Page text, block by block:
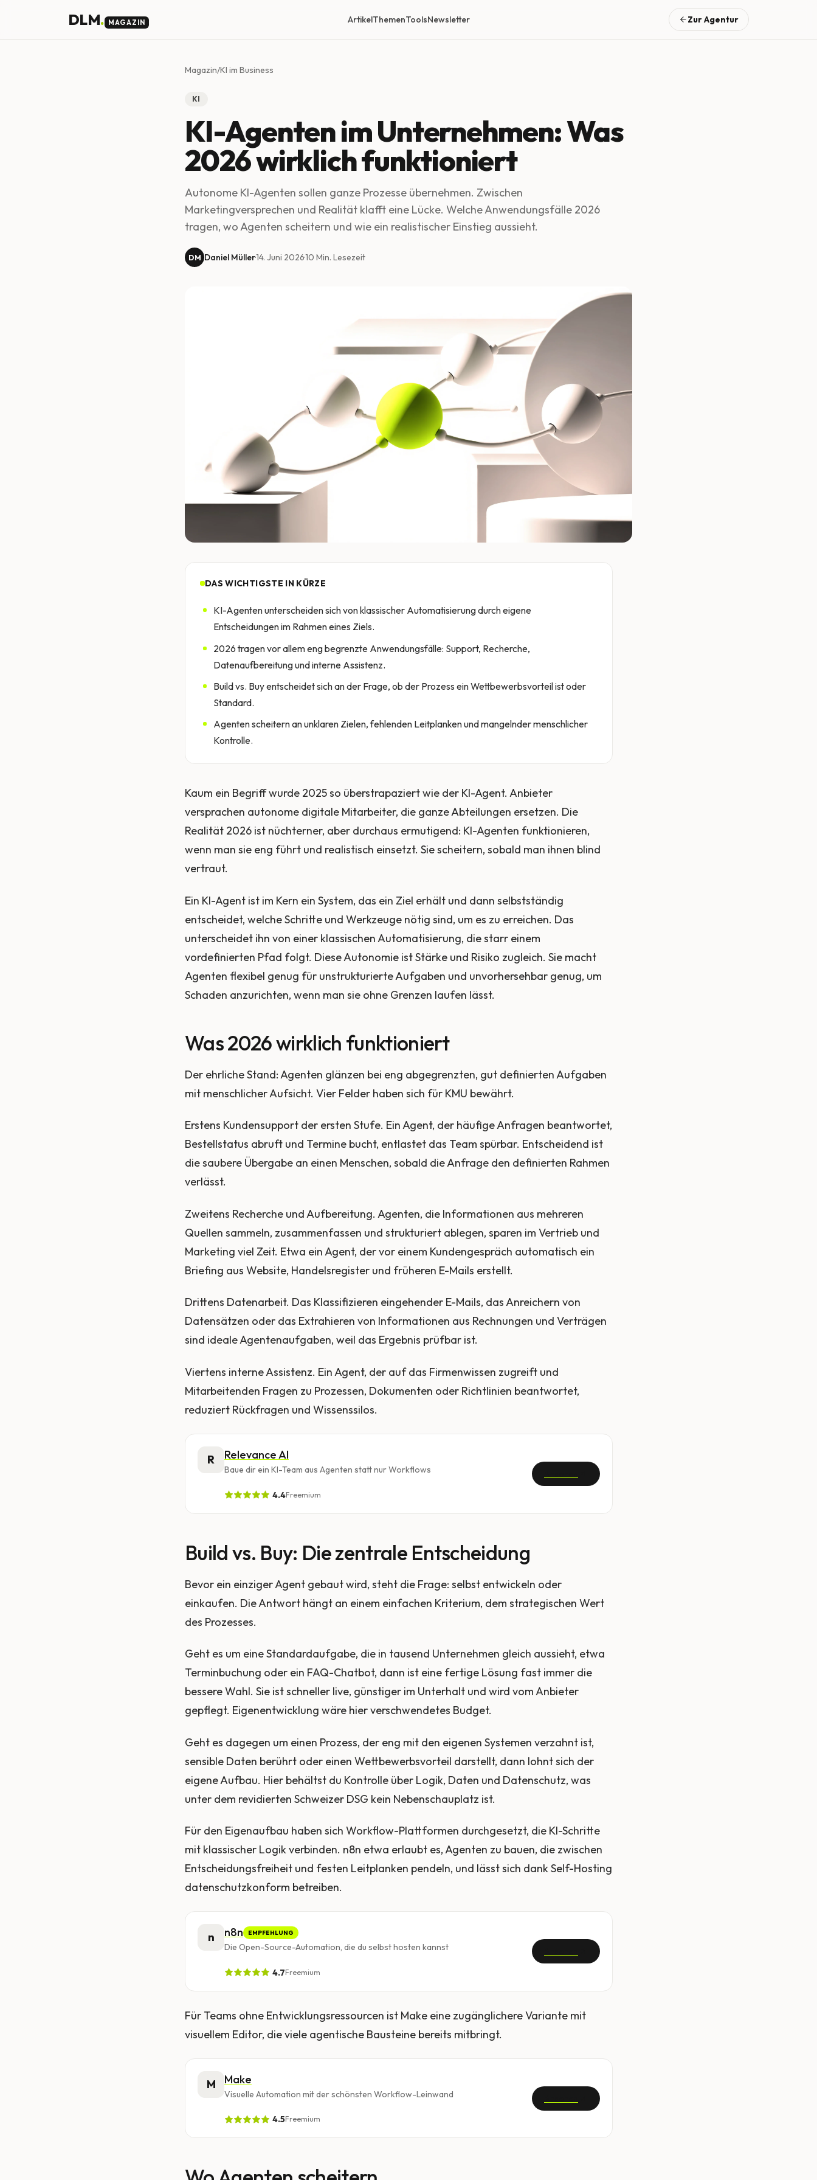
DLM. MAGAZIN ArtikelThemenToolsNewsletter Zur Agentur
Magazin/KI im Business
KI
KI-Agenten im Unternehmen: Was
2026 wirklich funktioniert
Autonome KI-Agenten sollen ganze Prozesse übernehmen. Zwischen
Marketingversprechen und Realität klafft eine Lücke. Welche Anwendungsfälle 2026
tragen, wo Agenten scheitern und wie ein realistischer Einstieg aussieht.
DM Daniel Müller·14. Juni 2026·10 Min. Lesezeit
DAS WICHTIGSTE IN KÜRZE
KI-Agenten unterscheiden sich von klassischer Automatisierung durch eigene
Entscheidungen im Rahmen eines Ziels.
2026 tragen vor allem eng begrenzte Anwendungsfälle: Support, Recherche,
Datenaufbereitung und interne Assistenz.
Build vs. Buy entscheidet sich an der Frage, ob der Prozess ein Wettbewerbsvorteil ist oder
Standard.
Agenten scheitern an unklaren Zielen, fehlenden Leitplanken und mangelnder menschlicher
Kontrolle.
Kaum ein Begriff wurde 2025 so überstrapaziert wie der KI-Agent. Anbieter
versprachen autonome digitale Mitarbeiter, die ganze Abteilungen ersetzen. Die
Realität 2026 ist nüchterner, aber durchaus ermutigend: KI-Agenten funktionieren,
wenn man sie eng führt und realistisch einsetzt. Sie scheitern, sobald man ihnen blind
vertraut.
Ein KI-Agent ist im Kern ein System, das ein Ziel erhält und dann selbstständig
entscheidet, welche Schritte und Werkzeuge nötig sind, um es zu erreichen. Das
unterscheidet ihn von einer klassischen Automatisierung, die starr einem
vordefinierten Pfad folgt. Diese Autonomie ist Stärke und Risiko zugleich. Sie macht
Agenten flexibel genug für unstrukturierte Aufgaben und unvorhersehbar genug, um
Schaden anzurichten, wenn man sie ohne Grenzen laufen lässt.
Was 2026 wirklich funktioniert
Der ehrliche Stand: Agenten glänzen bei eng abgegrenzten, gut definierten Aufgaben
mit menschlicher Aufsicht. Vier Felder haben sich für KMU bewährt.
Erstens Kundensupport der ersten Stufe. Ein Agent, der häufige Anfragen beantwortet,
Bestellstatus abruft und Termine bucht, entlastet das Team spürbar. Entscheidend ist
die saubere Übergabe an einen Menschen, sobald die Anfrage den definierten Rahmen
verlässt.
Zweitens Recherche und Aufbereitung. Agenten, die Informationen aus mehreren
Quellen sammeln, zusammenfassen und strukturiert ablegen, sparen im Vertrieb und
Marketing viel Zeit. Etwa ein Agent, der vor einem Kundengespräch automatisch ein
Briefing aus Website, Handelsregister und früheren E-Mails erstellt.
Drittens Datenarbeit. Das Klassifizieren eingehender E-Mails, das Anreichern von
Datensätzen oder das Extrahieren von Informationen aus Rechnungen und Verträgen
sind ideale Agentenaufgaben, weil das Ergebnis prüfbar ist.
Viertens interne Assistenz. Ein Agent, der auf das Firmenwissen zugreift und
Mitarbeitenden Fragen zu Prozessen, Dokumenten oder Richtlinien beantwortet,
reduziert Rückfragen und Wissenssilos.
R Relevance AI
Baue dir ein KI-Team aus Agenten statt nur Workflows
4.4Freemium
Build vs. Buy: Die zentrale Entscheidung
Bevor ein einziger Agent gebaut wird, steht die Frage: selbst entwickeln oder
einkaufen. Die Antwort hängt an einem einfachen Kriterium, dem strategischen Wert
des Prozesses.
Geht es um eine Standardaufgabe, die in tausend Unternehmen gleich aussieht, etwa
Terminbuchung oder ein FAQ-Chatbot, dann ist eine fertige Lösung fast immer die
bessere Wahl. Sie ist schneller live, günstiger im Unterhalt und wird vom Anbieter
gepflegt. Eigenentwicklung wäre hier verschwendetes Budget.
Geht es dagegen um einen Prozess, der eng mit den eigenen Systemen verzahnt ist,
sensible Daten berührt oder einen Wettbewerbsvorteil darstellt, dann lohnt sich der
eigene Aufbau. Hier behältst du Kontrolle über Logik, Daten und Datenschutz, was
unter dem revidierten Schweizer DSG kein Nebenschauplatz ist.
Für den Eigenaufbau haben sich Workflow-Plattformen durchgesetzt, die KI-Schritte
mit klassischer Logik verbinden. n8n etwa erlaubt es, Agenten zu bauen, die zwischen
Entscheidungsfreiheit und festen Leitplanken pendeln, und lässt sich dank Self-Hosting
datenschutzkonform betreiben.
n n8n EMPFEHLUNG
Die Open-Source-Automation, die du selbst hosten kannst
4.7Freemium
Für Teams ohne Entwicklungsressourcen ist Make eine zugänglichere Variante mit
visuellem Editor, die viele agentische Bausteine bereits mitbringt.
M Make
Visuelle Automation mit der schönsten Workflow-Leinwand
4.5Freemium